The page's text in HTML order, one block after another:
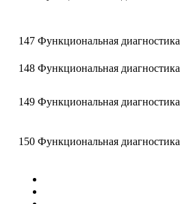
147 Функциональная диагностика
148 Функциональная диагностика
149 Функциональная диагностика
150 Функциональная диагностика